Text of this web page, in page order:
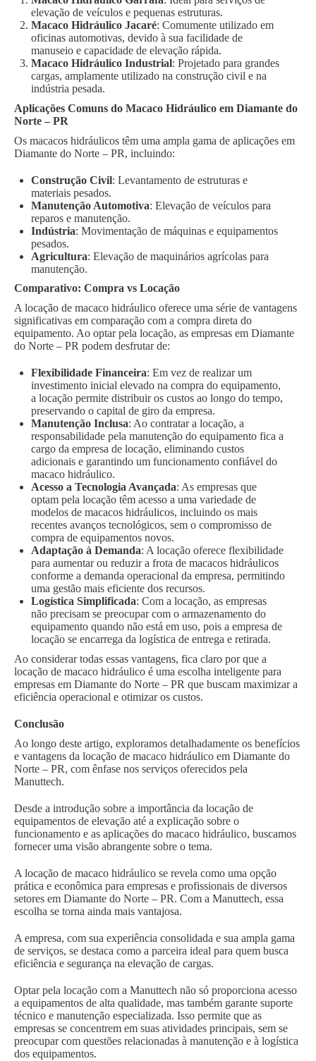
elevação de veículos e pequenas estruturas.
Macaco Hidráulico Jacaré: Comumente utilizado em
oficinas automotivas, devido à sua facilidade de
manuseio e capacidade de elevação rápida.
Macaco Hidráulico Industrial: Projetado para grandes
cargas, amplamente utilizado na construção civil e na
indústria pesada.
Aplicações Comuns do Macaco Hidráulico em Diamante do
Norte – PR
Os macacos hidráulicos têm uma ampla gama de aplicações em
Diamante do Norte – PR, incluindo:
Construção Civil: Levantamento de estruturas e
materiais pesados.
Manutenção Automotiva: Elevação de veículos para
reparos e manutenção.
Indústria: Movimentação de máquinas e equipamentos
pesados.
Agricultura: Elevação de maquinários agrícolas para
manutenção.
Comparativo: Compra vs Locação
A locação de macaco hidráulico oferece uma série de vantagens
significativas em comparação com a compra direta do
equipamento. Ao optar pela locação, as empresas em Diamante
do Norte – PR podem desfrutar de:
Flexibilidade Financeira: Em vez de realizar um
investimento inicial elevado na compra do equipamento,
a locação permite distribuir os custos ao longo do tempo,
preservando o capital de giro da empresa.
Manutenção Inclusa: Ao contratar a locação, a
responsabilidade pela manutenção do equipamento fica a
cargo da empresa de locação, eliminando custos
adicionais e garantindo um funcionamento confiável do
macaco hidráulico.
Acesso a Tecnologia Avançada: As empresas que
optam pela locação têm acesso a uma variedade de
modelos de macacos hidráulicos, incluindo os mais
recentes avanços tecnológicos, sem o compromisso de
compra de equipamentos novos.
Adaptação à Demanda: A locação oferece flexibilidade
para aumentar ou reduzir a frota de macacos hidráulicos
conforme a demanda operacional da empresa, permitindo
uma gestão mais eficiente dos recursos.
Logística Simplificada: Com a locação, as empresas
não precisam se preocupar com o armazenamento do
equipamento quando não está em uso, pois a empresa de
locação se encarrega da logística de entrega e retirada.
Ao considerar todas essas vantagens, fica claro por que a
locação de macaco hidráulico é uma escolha inteligente para
empresas em Diamante do Norte – PR que buscam maximizar a
eficiência operacional e otimizar os custos.
Conclusão
Ao longo deste artigo, exploramos detalhadamente os benefícios
e vantagens da locação de macaco hidráulico em Diamante do
Norte – PR, com ênfase nos serviços oferecidos pela
Manuttech.
Desde a introdução sobre a importância da locação de
equipamentos de elevação até a explicação sobre o
funcionamento e as aplicações do macaco hidráulico, buscamos
fornecer uma visão abrangente sobre o tema.
A locação de macaco hidráulico se revela como uma opção
prática e econômica para empresas e profissionais de diversos
setores em Diamante do Norte – PR. Com a Manuttech, essa
escolha se torna ainda mais vantajosa.
A empresa, com sua experiência consolidada e sua ampla gama
de serviços, se destaca como a parceira ideal para quem busca
eficiência e segurança na elevação de cargas.
Optar pela locação com a Manuttech não só proporciona acesso
a equipamentos de alta qualidade, mas também garante suporte
técnico e manutenção especializada. Isso permite que as
empresas se concentrem em suas atividades principais, sem se
preocupar com questões relacionadas à manutenção e à logística
dos equipamentos.